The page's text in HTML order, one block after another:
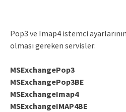
Pop3 ve Imap4 istemci
olması gereken servisler:
MSExchangePop3
MSExchangePop3BE
MSExchangeImap4
MSExchangeIMAP4BE